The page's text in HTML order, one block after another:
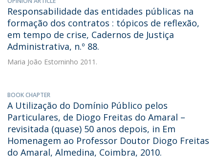
Responsabilidade das entidades públicas na
formação dos contratos : tópicos de reflexão,
em tempo de crise, Cadernos de Justiça
Administrativa, n.º 88.
Maria João Estorninho 2011.
BOOK CHAPTER
A Utilização do Domínio Público pelos
Particulares, de Diogo Freitas do Amaral –
revisitada (quase) 50 anos depois, in Em
Homenagem ao Professor Doutor Diogo Freitas
do Amaral, Almedina, Coimbra, 2010.